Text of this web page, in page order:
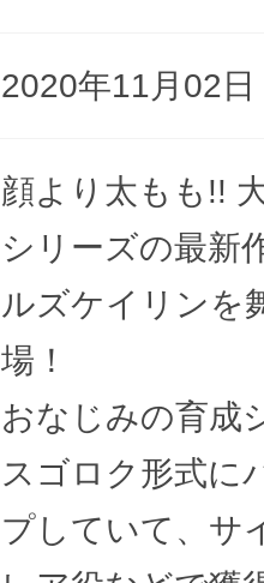
2020年11月02日
顔より太もも!!
シリーズの最新
ルズケイリンを
場！
おなじみの育成
スゴロク形式に
プしていて、サ